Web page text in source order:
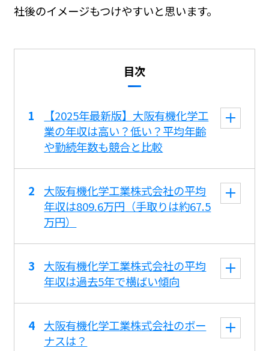
社後のイメージもつけやすいと思います。
目次
【2025年最新版】大阪有機化学工
業の年収は高い？低い？平均年齢
や勤続年数も競合と比較
大阪有機化学工業株式会社の平均
年収は809.6万円（手取りは約67.5
万円）
大阪有機化学工業株式会社の平均
年収は過去5年で横ばい傾向
大阪有機化学工業株式会社のボー
ナスは？